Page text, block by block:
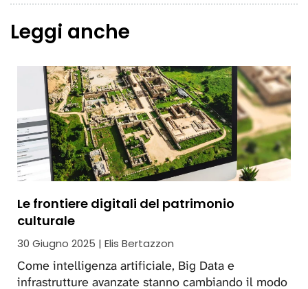
Leggi anche
Le frontiere digitali del patrimonio
culturale
30 Giugno 2025 | Elis Bertazzon
Come intelligenza artificiale, Big Data e
infrastrutture avanzate stanno cambiando il modo